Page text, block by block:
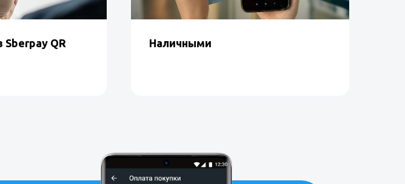
Sberpay QR Наличными